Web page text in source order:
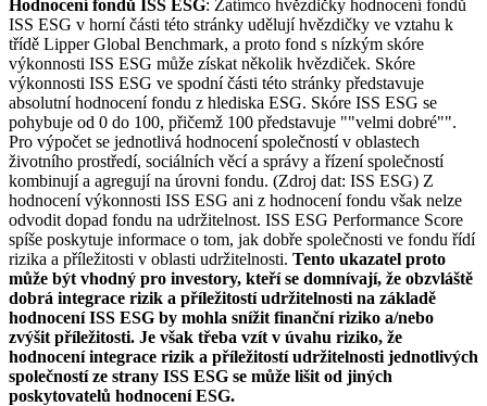
Hodnocení fondů ISS ESG: Zatímco hvězdičky hodnocení fondů
ISS ESG v horní části této stránky udělují hvězdičky ve vztahu k
třídě Lipper Global Benchmark, a proto fond s nízkým skóre
výkonnosti ISS ESG může získat několik hvězdiček. Skóre
výkonnosti ISS ESG ve spodní části této stránky představuje
absolutní hodnocení fondu z hlediska ESG. Skóre ISS ESG se
pohybuje od 0 do 100, přičemž 100 představuje ""velmi dobré"".
Pro výpočet se jednotlivá hodnocení společností v oblastech
životního prostředí, sociálních věcí a správy a řízení společností
kombinují a agregují na úrovni fondu. (Zdroj dat: ISS ESG) Z
hodnocení výkonnosti ISS ESG ani z hodnocení fondu však nelze
odvodit dopad fondu na udržitelnost. ISS ESG Performance Score
spíše poskytuje informace o tom, jak dobře společnosti ve fondu řídí
rizika a příležitosti v oblasti udržitelnosti. Tento ukazatel proto
může být vhodný pro investory, kteří se domnívají, že obzvláště
dobrá integrace rizik a příležitostí udržitelnosti na základě
hodnocení ISS ESG by mohla snížit finanční riziko a/nebo
zvýšit příležitosti. Je však třeba vzít v úvahu riziko, že
hodnocení integrace rizik a příležitostí udržitelnosti jednotlivých
společností ze strany ISS ESG se může lišit od jiných
poskytovatelů hodnocení ESG.